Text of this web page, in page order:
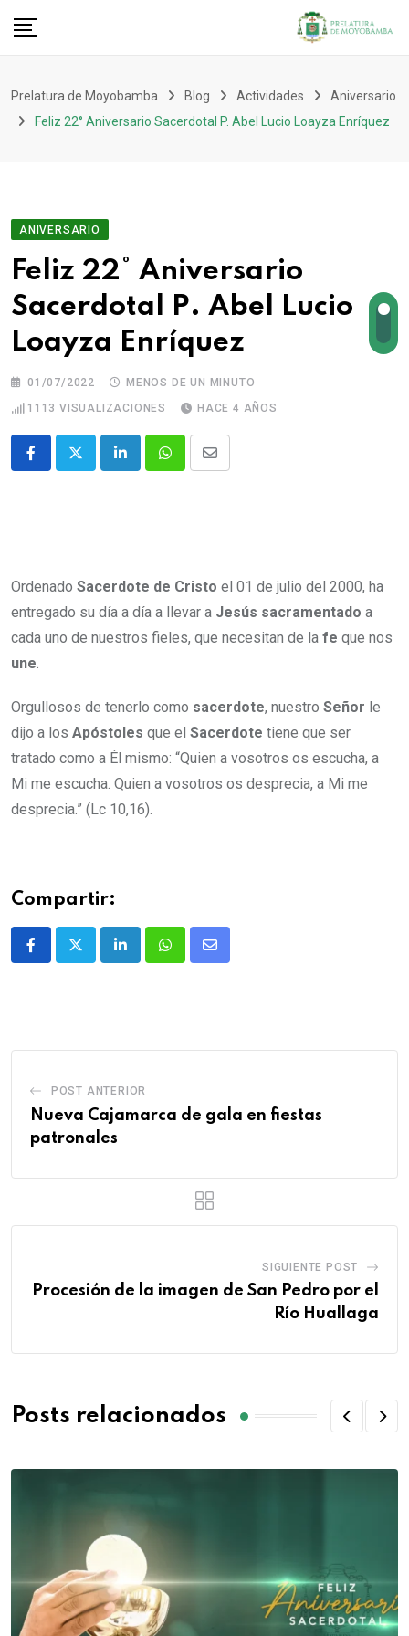
Prelatura de Moyobamba Blog Actividades
Aniversario
Feliz 22° Aniversario Sacerdotal P. Abel Lucio Loayza Enríquez
ANIVERSARIO
Feliz 22° Aniversario
Sacerdotal P. Abel Lucio
Loayza Enríquez
01/07/2022
MENOS DE UN MINUTO
1113 VISUALIZACIONES HACE 4 AÑOS
Ordenado Sacerdote de Cristo el 01 de julio del 2000, ha
entregado su día a día a llevar a Jesús sacramentado a
cada uno de nuestros fieles, que necesitan de la fe que nos
une.
Orgullosos de tenerlo como sacerdote, nuestro Señor le
dijo a los Apóstoles que el Sacerdote tiene que ser
tratado como a Él mismo: “Quien a vosotros os escucha, a
Mi me escucha. Quien a vosotros os desprecia, a Mi me
desprecia.” (Lc 10,16).
Compartir:
POST ANTERIOR
Nueva Cajamarca de gala en fiestas
patronales
SIGUIENTE POST
Procesión de la imagen de San Pedro por el
Río Huallaga
Posts relacionados